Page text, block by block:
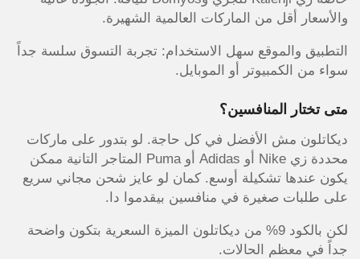
والأسعار أقل من الماركات العالمية الشهيرة.
التطبيق والموقع سهل الاستخدام: تجربة التسوق سلسة جداً
سواء من الكمبيوتر أو الموبايل.
متى تختار المنافسين؟
ديكاتلون مش الأفضل في كل حاجة. لو بتدور على ماركات
محددة زي Nike أو Adidas أو Puma المتاجر التانية ممكن
يكون عندها تشكيلة أوسع. كمان لو عايز شحن مجاني سريع
على طلبات صغيرة في منافسين بيقدموا دا.
لكن بالكود 9% من ديكاتلون الميزة السعرية بتكون واضحة
جداً في معظم الحالات.